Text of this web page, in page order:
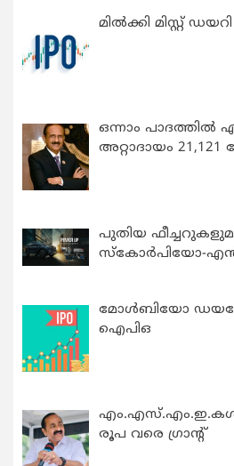
മിൽക്കി മിസ്റ്റ്
ഒന്നാം
അറ്റാദായം
പുതിയ
സ്കോർപിയോ-
മോൾബിയോ
ഐപിഒ
രൂപ വരെ ഗ്രാന്റ്